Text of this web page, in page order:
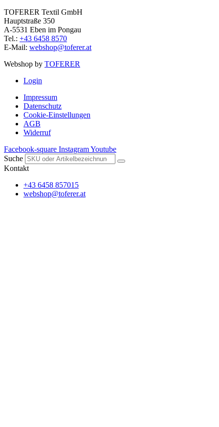
TOFERER Textil GmbH
Hauptstraße 350
A-5531 Eben im Pongau
Tel.: +43 6458 8570
E-Mail: webshop@toferer.at
Webshop by TOFERER
Login
Impressum
Datenschutz
Cookie-Einstellungen
AGB
Widerruf
Facebook-square InstagramYoutube
Suche
Kontakt
+43 6458 857015
webshop@toferer.at